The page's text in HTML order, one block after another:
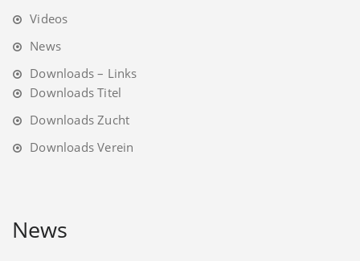
Videos
News
Downloads – Links
Downloads Titel
Downloads Zucht
Downloads Verein
News